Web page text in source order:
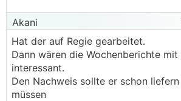
bezahlen zu müssen.
───────────────
Was wäre dann deine
kein einziges Mal erwähnt, dass es
sind.
───────────────
Akani
Hat der auf Regie gearbeitet.
Dann wären die Wochenberichte
interessant.
Den Nachweis sollte er schon
müssen